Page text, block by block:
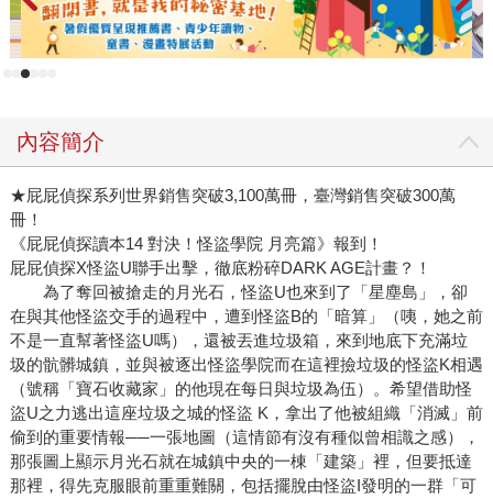
內容簡介
★屁屁偵探系列世界銷售突破3,100萬冊，臺灣銷售突破300萬
冊！
《屁屁偵探讀本14 對決！怪盜學院 月亮篇》報到！
屁屁偵探X怪盜U聯手出擊，徹底粉碎DARK AGE計畫？！
為了奪回被搶走的月光石，怪盜U也來到了「星塵島」，卻
在與其他怪盜交手的過程中，遭到怪盜B的「暗算」（咦，她之前
不是一直幫著怪盜U嗎），還被丟進垃圾箱，來到地底下充滿垃
圾的骯髒城鎮，並與被逐出怪盜學院而在這裡撿垃圾的怪盜K相遇
（號稱「寶石收藏家」的他現在每日與垃圾為伍）。希望借助怪
盜U之力逃出這座垃圾之城的怪盜 K，拿出了他被組織「消滅」前
偷到的重要情報──一張地圖（這情節有沒有種似曾相識之感），
那張圖上顯示月光石就在城鎮中央的一棟「建築」裡，但要抵達
那裡，得先克服眼前重重難關，包括擺脫由怪盜I發明的一群「可